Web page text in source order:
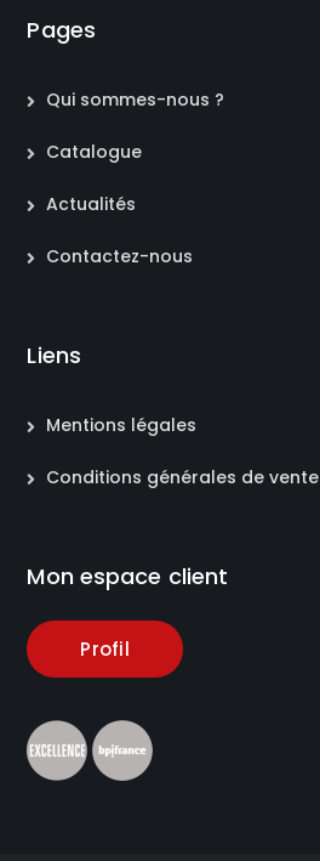
Pages
Qui sommes-nous ?
Catalogue
Actualités
Contactez-nous
Liens
Mentions légales
Conditions générales de vente
Mon espace client
Profil